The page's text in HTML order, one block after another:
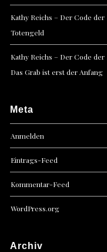
Kathy Reichs – Der Code
Totengeld
Kathy Reichs – Der Code
Das Grab ist erst der Anfang
Meta
Anmelden
Eintrags-Feed
Kommentar-Feed
WordPress.org
Archiv